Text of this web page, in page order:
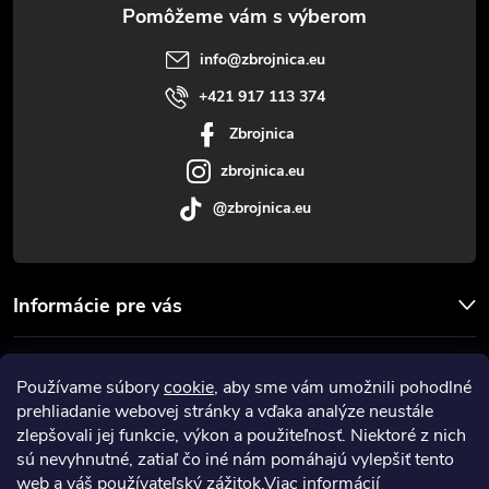
Používame súborycookie, aby sme vám umožnili pohodlné
prehliadanie webovej stránky a vďaka analýze neustále
zlepšovali jej funkcie, výkon a použiteľnosť. Niektoré z nich
sú nevyhnutné, zatiaľ čo iné nám pomáhajú vylepšiť tento
web a váš používateľský zážitok.Viac informácií
Informácie pre vás
Prijímame online platby
info@zbrojnica.eu
+421 917 113 374
Zbrojnica
zbrojnica.eu
@zbrojnica.eu